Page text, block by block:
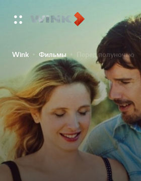
Wink Фильмы Перед полуночью